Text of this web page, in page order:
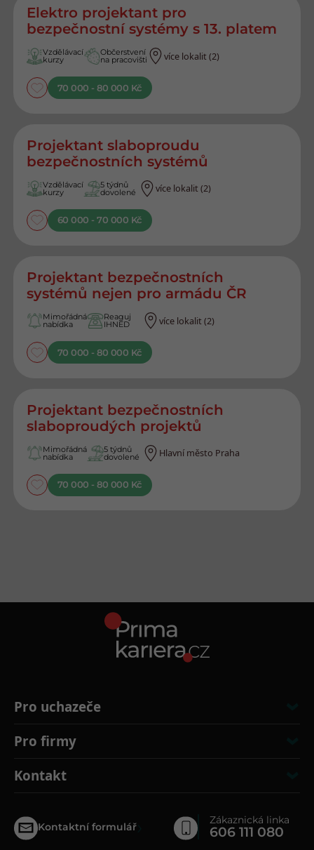
Elektro projektant pro
bezpečnostní systémy s 13. platem
Vzdělávací
kurzy
Občerstvení
na pracovišti více lokalit (2)
70 000 - 80 000 Kč
Projektant slaboproudu
bezpečnostních systémů
Vzdělávací
kurzy
5 týdnů
dovolené více lokalit (2)
60 000 - 70 000 Kč
Projektant bezpečnostních
systémů nejen pro armádu ČR
Mimořádná
nabídka
Reaguj
IHNED více lokalit (2)
70 000 - 80 000 Kč
Projektant bezpečnostních
slaboproudých projektů
Mimořádná
nabídka
5 týdnů
dovolené Hlavní město Praha
70 000 - 80 000 Kč
Pro uchazeče
Pro firmy
Kontakt
Kontaktní formulář› Zákaznická linka
606 111 080